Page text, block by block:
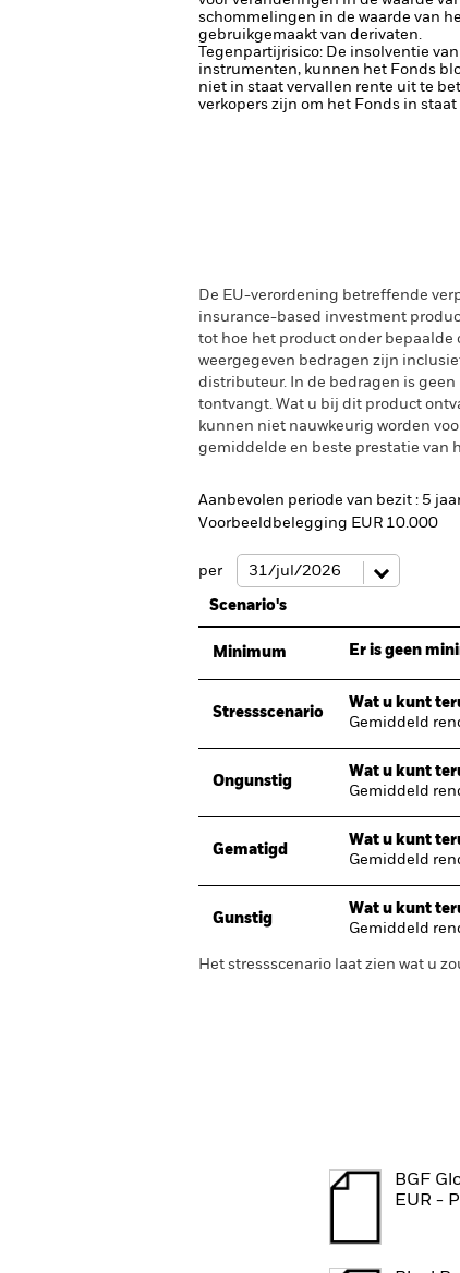
schommelingen in de waarde van
gebruikgemaakt van derivaten.
Tegenpartijrisico: De insolventie
instrumenten, kunnen het Fonds
niet in staat vervallen rente uit te
verkopers zijn om het Fonds in
De EU-verordening betreffende
insurance-based investment
tot hoe het product onder
weergegeven bedragen zijn
distributeur. In de bedragen is
tontvangt. Wat u bij dit product
kunnen niet nauwkeurig worden
gemiddelde en beste prestatie van
Aanbevolen periode van bezit : 5
Voorbeeldbelegging EUR 10.000
per
Scenario's
Minimum Er is geen
Stressscenario
Wat u kunt
Gemiddeld
Ongunstig
Wat u kunt
Gemiddeld
Gematigd
Wat u kunt
Gemiddeld
Gunstig
Wat u kunt
Gemiddeld
Het stressscenario laat zien wat u
BGF
EUR -